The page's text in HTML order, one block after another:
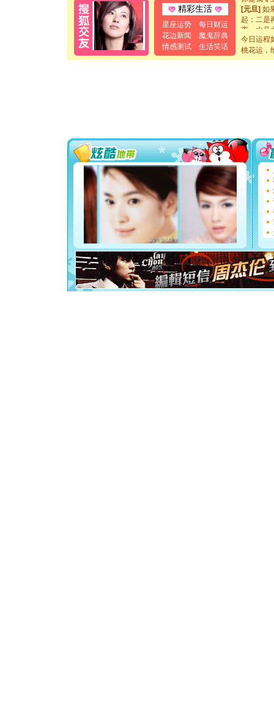
精彩生活
星座运势
每日财运
花边新闻
魔鬼辞典
情感测试
生活笑话
[元旦]如
起；二是
离。水晶
[元旦]当
泣，这痛
你太多，
要平安
[圣诞节]
能正大
都要快乐
[圣诞节]
如意,快
[元旦]
看
断电。
你是我
[元旦]
起；二是
离。水晶
[元旦]当
泣，这痛
今日运程
桃花运，